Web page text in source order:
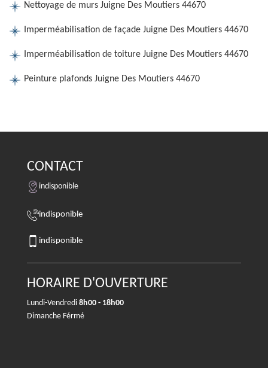
Nettoyage de murs Juigne Des Moutiers 44670
Imperméabilisation de façade Juigne Des Moutiers 44670
Imperméabilisation de toiture Juigne Des Moutiers 44670
Peinture plafonds Juigne Des Moutiers 44670
CONTACT
indisponible
indisponible
indisponible
HORAIRE D'OUVERTURE
Lundi-Vendredi 8h00 - 18h00
Dimanche Férmé